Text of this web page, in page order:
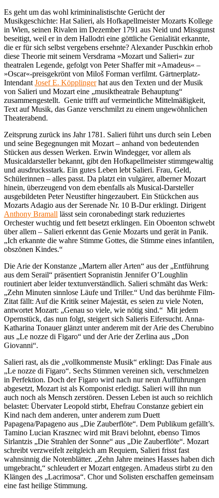
Es geht um das wohl krimininalistischte Gerücht der
Musikgeschichte: Hat Salieri, als Hofkapellmeister Mozarts Kollege
in Wien, seinen Rivalen im Dezember 1791 aus Neid und Missgunst
beseitigt, weil er in dem Hallodri eine göttliche Genialität erkannte,
die er für sich selbst vergebens ersehnte? Alexander Puschkin erhob
diese Theorie mit seinem Versdrama »Mozart und Salieri« zur
theatralen Legende, gefolgt von Peter Shaffer mit »Amadeus« –
»Oscar«-preisgekrönt von Miloš Forman verfilmt. Gärtnerplatz-
Intendant Josef E. Köpplingerhat aus den Texten und der Musik
von Salieri und Mozart eine „musiktheatrale Behauptung“
zusammengestellt. Genie trifft auf vermeintliche Mittelmäßigkeit,
Text auf Musik, das Ganze verschmilzt zu einem ungewöhnlichen
Theaterabend.
Zeitsprung zurück ins Jahr 1781. Salieri führt uns durch sein Leben
und seine Begegnungen mit Mozart – anhand von bedeutenden
Stücken aus dessen Werken. Erwin Windegger, vor allem als
Musicaldarsteller bekannt, gibt den Hofkapellmeister stimmgewaltig
und ausdrucksstark. Ein gutes Leben lebt Salieri. Frau, Geld,
Schülerinnen – alles passt. Da platzt ein vulgärer, alberner Mozart
hinein, überzeugend von dem ebenfalls als Musical-Darsteller
ausgebildeten Peter Neustifter hingezaubert. Ein Stückchen aus
Mozarts Adagio aus der Serenade Nr. 10 B-Dur erklingt. Dirigent
Anthony Bramall lässt sein coronabedingt stark reduziertes
Orchester wuchtig und fett besetzt erklingen. Ein Oboenton schwebt
über allem – Salieri erkennt das Genie Mozarts und gerät in Panik.
„Ich erkannte die wahre Stimme Gottes, die Stimme eines infantilen,
obszönen Kindes.“
Die Arie der Konstanze „Martern aller Arten“ aus der „Entführung
aus dem Serail“ präsentiert Sopranistin Jennifer O’Loughlin
routiniert aber leider textunverständlich. Salieri schmäht das Werk:
„Zehn Minuten sinnlose Läufe und Triller.“ Und das berühmte Film-
Zitat fällt: Auf die Kritik seiner Majestät, es seien zu viele Noten,
antwortet Mozart: „Genau so viele, wie nötig sind.“ Mit jedem
Opernstück, das nun folgt, steigert sich Salieris Eifersucht. Anna-
Katharina Tonauer glänzt unter anderem mit der Arie des Cherubino
aus „Le nozze di Figaro“ und der Arie der Zerlina aus „Don
Giovanni“.
Salieri rast, als die „vollkommenste Musik“ erklingt: Das Finale aus
„Le nozze di Figaro“. Sechs Stimmen vereinen sich, verschmelzen
in Perfektion. Doch der Figaro wird nach nur neun Aufführungen
abgesetzt, Mozart ist als Komponist erledigt. Salieri will ihn nun
auch noch als Mensch zerstören. Dessen Leben ist auch so reichlich
belastet: Übervater Leopold stirbt, Ehefrau Constanze gebiert ein
Kind nach dem anderen, unter anderem zum Duett
Papagena/Papageno aus „Die Zauberflöte“. Dem Publikum gefällt’s.
Tamino Lucian Krasznec wird mit Bravi belohnt, ebenso Timos
Sirlantzis „Die Strahlen der Sonne“ aus „Die Zauberflöte“. Mozart
schreibt verzweifelt zeitgleich am Requiem, Salieri frisst fast
wahnsinnig die Notenblätter. „Zehn Jahre meines Hasses haben dich
umgebracht,“ schleudert er Mozart entgegen. Amadeus stirbt zu den
Klängen des „Lacrimosa“. Chor und Solisten erschaffen gemeinsam
eine fast heilige Stimmung.